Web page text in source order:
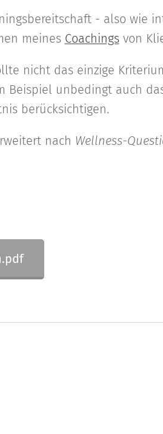
- also wie
meines Coachingsvon
nicht das einzige
Beispiel unbedingt auch
berücksichtigen.
nach Wellness-